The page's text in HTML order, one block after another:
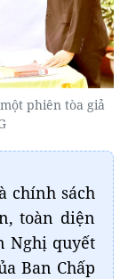
phiên tòa giả
chính sách
toàn diện
Nghị quyết
Ban Chấp